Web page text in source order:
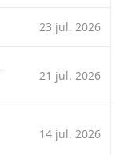
23 jul. 2026
21 jul. 2026
14 jul. 2026